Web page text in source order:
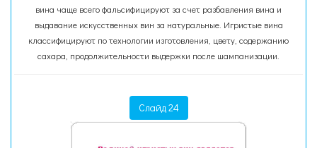
вина чаще всего фальсифицируют за счет разбавления вина и
выдавание искусственных вин за натуральные. Игристые вина
классифицируют по технологии изготовления, цвету, содержанию
сахара, продолжительности выдержки после шампанизации.
Слайд 24